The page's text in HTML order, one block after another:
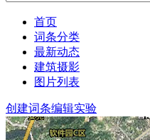
首页
词条分类
最新动态
建筑摄影
图片列表
创建词条编辑实验